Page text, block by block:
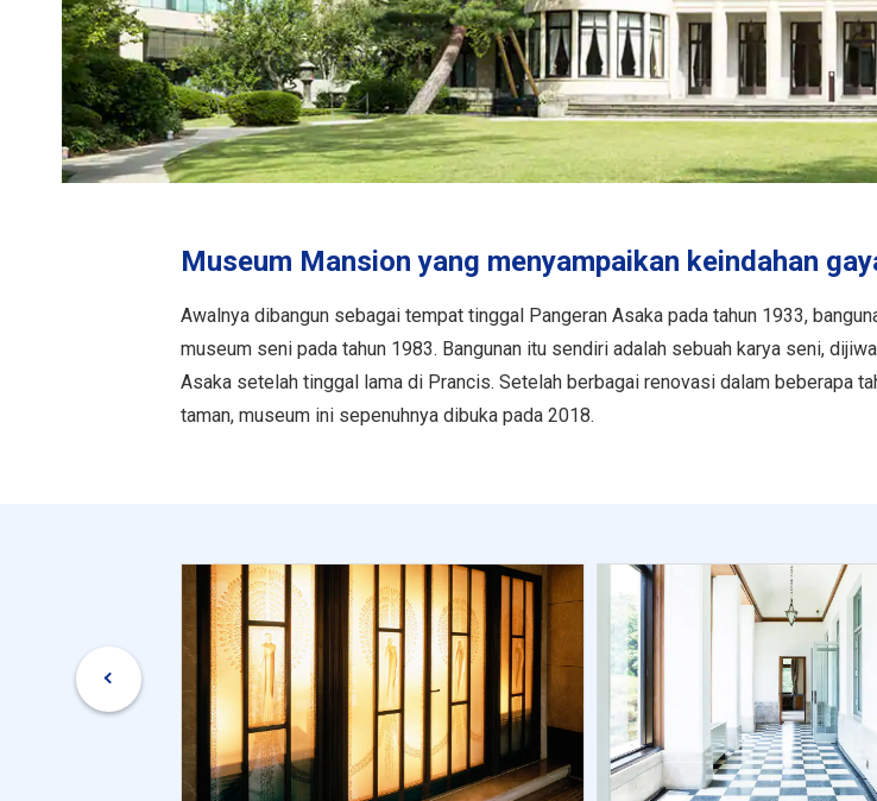
Museum Mansion yang menyampaikan keindahan
Awalnya dibangun sebagai tempat tinggal Pangeran Asaka pada tahun 1933,
museum seni pada tahun 1983. Bangunan itu sendiri adalah sebuah karya seni,
Asaka setelah tinggal lama di Prancis. Setelah berbagai renovasi dalam beberapa
taman, museum ini sepenuhnya dibuka pada 2018.